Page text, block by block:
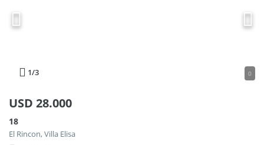
1/3 0
USD 28.000
18
El Rincon, Villa Elisa